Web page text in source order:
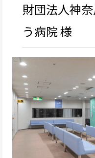
財団法人神
う病院 様